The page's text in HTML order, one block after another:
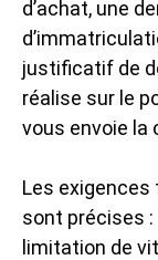
d’achat, une
justificatif de
réalise sur le
vous envoie la
Les exigences
sont précises
limitation de